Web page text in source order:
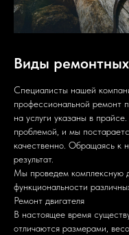
Виды
Специалисты нашей
профессиональной ремонт
на услуги указаны в
проблемой, и мы
качественно. Обращаясь к
результат.
Мы проведем комплексную
функциональности
Ремонт двигателя
В настоящее время
отличаются размерами,